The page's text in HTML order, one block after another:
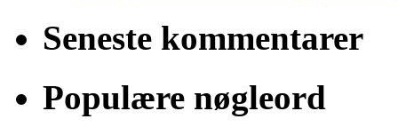
Seneste kommentarer
Populære nøgleord